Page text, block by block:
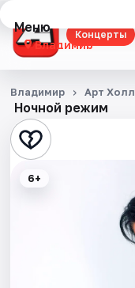
Концерты
Меню
Владимир
Концерты
Театр
Стендап
Ночной режим
Владимир Арт Холл
6+